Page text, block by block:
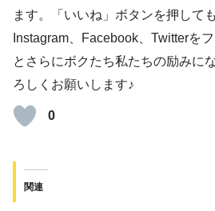
ます。「いいね」ボタンを押して
Instagram、Facebook、Twitterを
とさらにボクたち私たちの励みに
ろしくお願いします♪
0
関連